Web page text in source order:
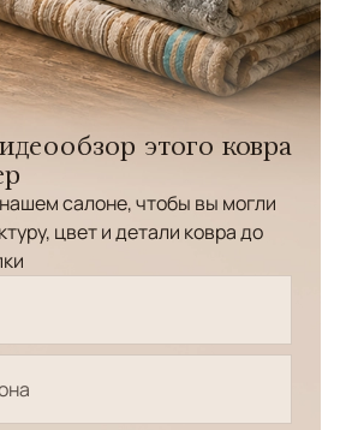
этого ковра
салоне, чтобы вы могли
цвет и детали ковра до